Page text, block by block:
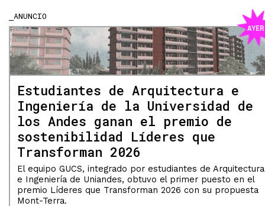
ANUNCIO
Estudiantes de Arquitectura e
Ingeniería de la Universidad de
los Andes ganan el premio de
sostenibilidad Líderes que
Transforman 2026
AYER
El equipo GUCS, integrado por estudiantes de Arquitectura
e Ingeniería de Uniandes, obtuvo el primer puesto en el
premio Líderes que Transforman 2026 con su propuesta
Mont-Terra.